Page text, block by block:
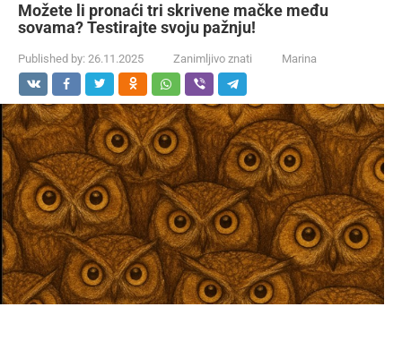
Možete li pronaći tri skrivene mačke među
sovama? Testirajte svoju pažnju!
Published by: 26.11.2025 Zanimljivo znati Marina